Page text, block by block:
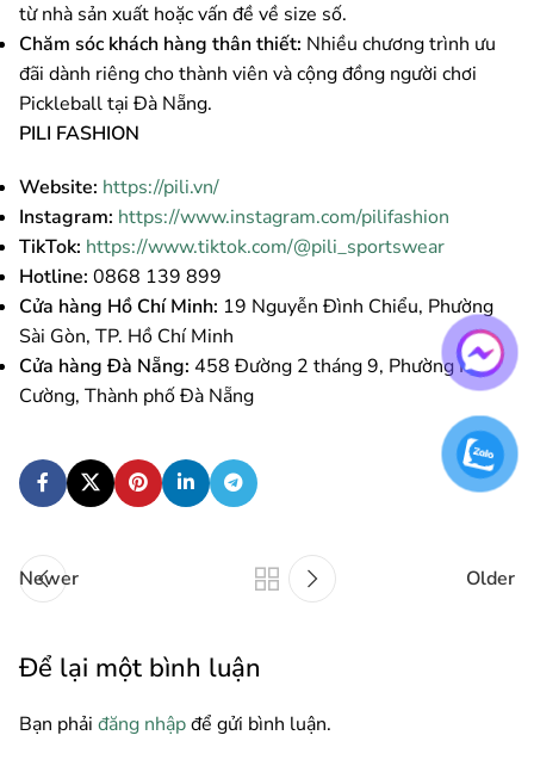
từ nhà sản xuất hoặc vấn đề về size số.
Chăm sóc khách hàng thân thiết: Nhiều chương trình ưu
đãi dành riêng cho thành viên và cộng đồng người chơi
Pickleball tại Đà Nẵng.
PILI FASHION
Website: https://pili.vn/
Instagram: https://www.instagram.com/pilifashion
TikTok: https://www.tiktok.com/@pili_sportswear
Hotline: 0868 139 899
Cửa hàng Hồ Chí Minh: 19 Nguyễn Đình Chiểu, Phường
Sài Gòn, TP. Hồ Chí Minh
Cửa hàng Đà Nẵng: 458 Đường 2 tháng 9, Phường Hòa
Cường, Thành phố Đà Nẵng
Newer Older
Để lại một bình luận
Bạn phải đăng nhậpđể gửi bình luận.